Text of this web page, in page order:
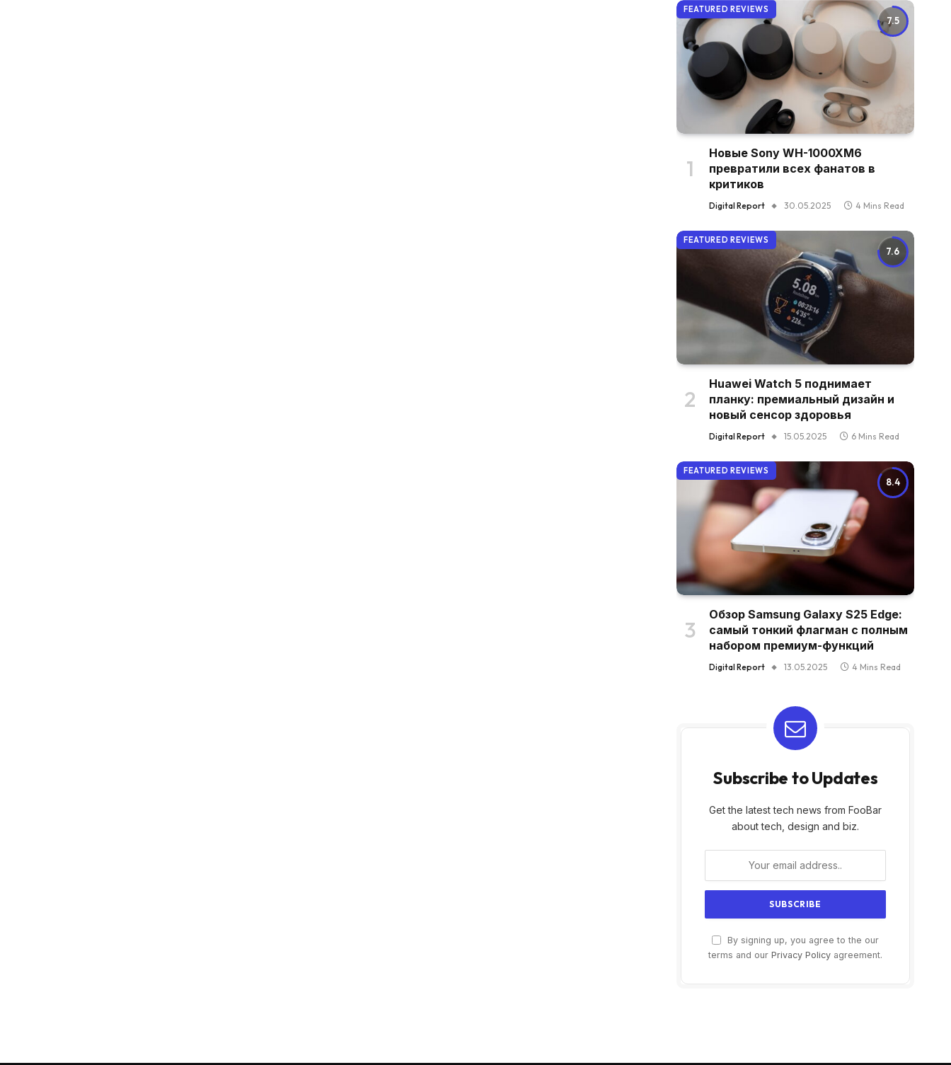
7.5
FEATURED REVIEWS
Новые Sony WH-1000XM6
превратили всех фанатов в
критиков
Digital Report 30.05.2025 4 Mins Read
7.6
FEATURED REVIEWS
Huawei Watch 5 поднимает
планку: премиальный дизайн и
новый сенсор здоровья
Digital Report 15.05.2025 6 Mins Read
8.4
FEATURED REVIEWS
Обзор Samsung Galaxy S25 Edge:
самый тонкий флагман с полным
набором премиум-функций
Digital Report 13.05.2025 4 Mins Read
Subscribe to Updates
Get the latest tech news from FooBar
about tech, design and biz.
By signing up, you agree to the our
terms and our Privacy Policy agreement.